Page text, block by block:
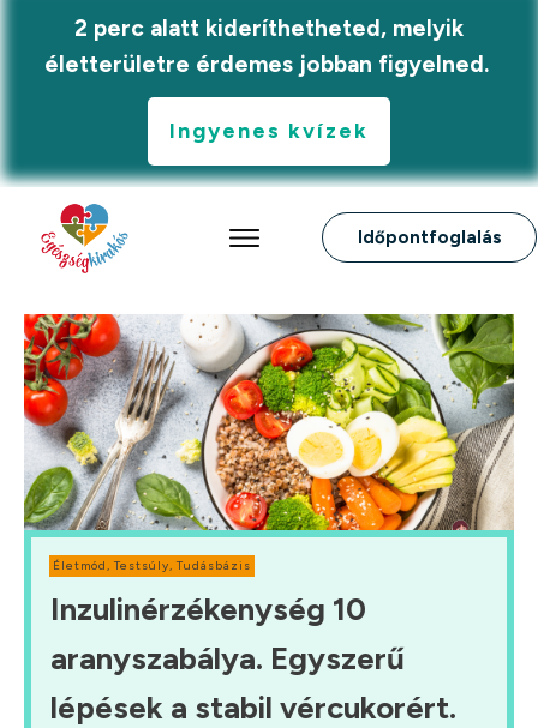
2 perc alatt kideríthetheted, melyik
életterületre érdemes jobban figyelned.
Ingyenes kvízek
Időpontfoglalás
Életmód Testsúly Tudásbázis
Inzulinérzékenység 10
aranyszabálya. Egyszerű
lépések a stabil vércukorért.